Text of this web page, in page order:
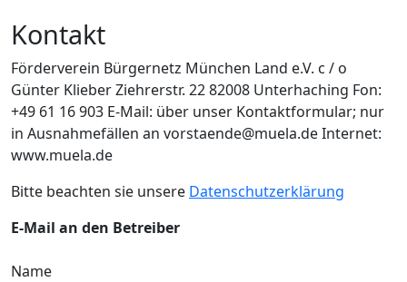
Kontakt
Förderverein Bürgernetz München Land e.V. c / o
Günter Klieber Ziehrerstr. 22 82008 Unterhaching Fon:
+49 61 16 903 E-Mail: über unser Kontaktformular; nur
in Ausnahmefällen an vorstaende@muela.de Internet:
www.muela.de
Bitte beachten sie unsere Datenschutzerklärung
E-Mail an den Betreiber
Name